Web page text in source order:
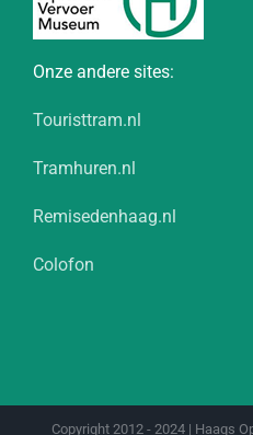
Onze andere sites:
Touristtram.nl
Tramhuren.nl
Remisedenhaag.nl
Colofon
Copyright 2012 - 2024 | Haags